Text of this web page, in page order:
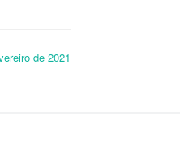
de 2021